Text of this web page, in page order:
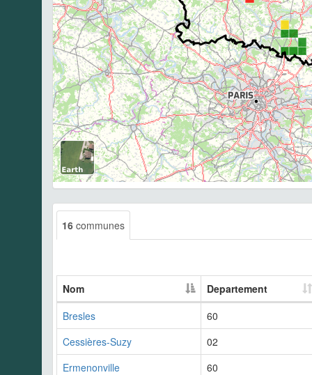
16 communes
Nom
Departement
Bresles
60
Cessières-Suzy
02
Ermenonville
60